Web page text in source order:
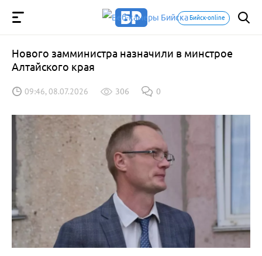
Бийск-online
Нового замминистра назначили в минстрое
Алтайского края
09:46, 08.07.2026 306 0